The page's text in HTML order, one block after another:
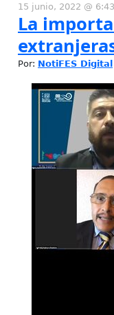
15 junio, 2022 @
La
Por: NotiFES Digital